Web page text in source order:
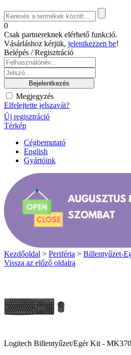
0
Csak partnereknek elérhető funkció.
Vásárláshoz kérjük, jelentkezzen be!
Belépés / Regisztráció
Megjegyzés
Elfelejtette jelszavát?
Új regisztráció
Térkép
Cégbemutató
English
Gyártóink
Kezdőoldal > Periféria > Billentyűzet-
Vissza az előző oldalra
Logitech Billentyűzet/Egér Kit -